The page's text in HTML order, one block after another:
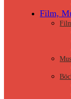
Film,